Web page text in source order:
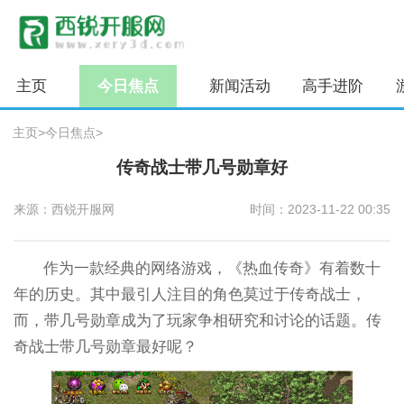
主页 今日焦点 新闻活动 高手进阶
主页>今日焦点>
传奇战士带几号勋章好
来源：西锐开服网 时间：2023-11-22 00:35
作为一款经典的网络游戏，《热血传奇》有着数十
年的历史。其中最引人注目的角色莫过于传奇战士，
而，带几号勋章成为了玩家争相研究和讨论的话题。传
奇战士带几号勋章最好呢？